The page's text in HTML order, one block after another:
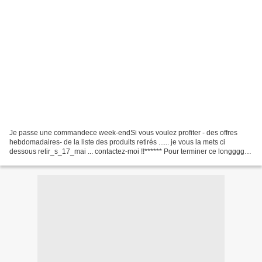
Je passe une commandece week-endSi vous voulez profiter - des offres
hebdomadaires- de la liste des produits retirés ...... je vous la mets ci
dessous retir_s_17_mai ... contactez-moi !!****** Pour terminer ce longggg ...